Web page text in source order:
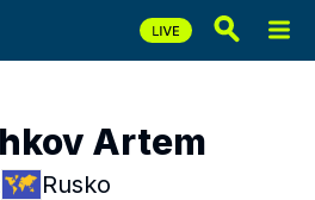
Artem
Rusko